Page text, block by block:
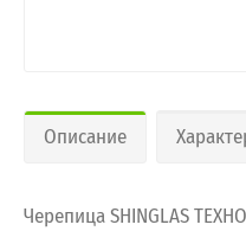
Описание
Черепица SHINGLAS